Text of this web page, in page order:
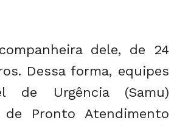
dele, de 24
Dessa forma, equipes
de Urgência (Samu)
Pronto Atendimento